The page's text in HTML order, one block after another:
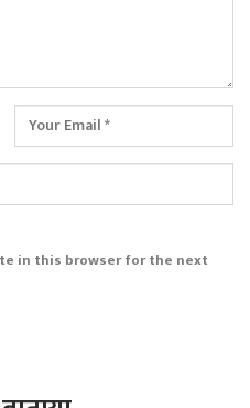
in this browser for the next